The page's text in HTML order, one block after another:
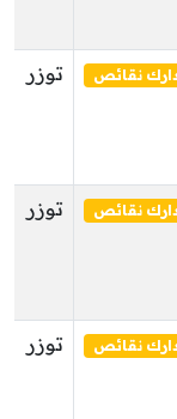
نقائص توزر
نقائص توزر
نقائص توزر